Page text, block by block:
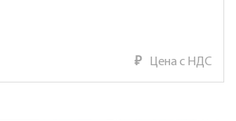
₽ Цена с НДС